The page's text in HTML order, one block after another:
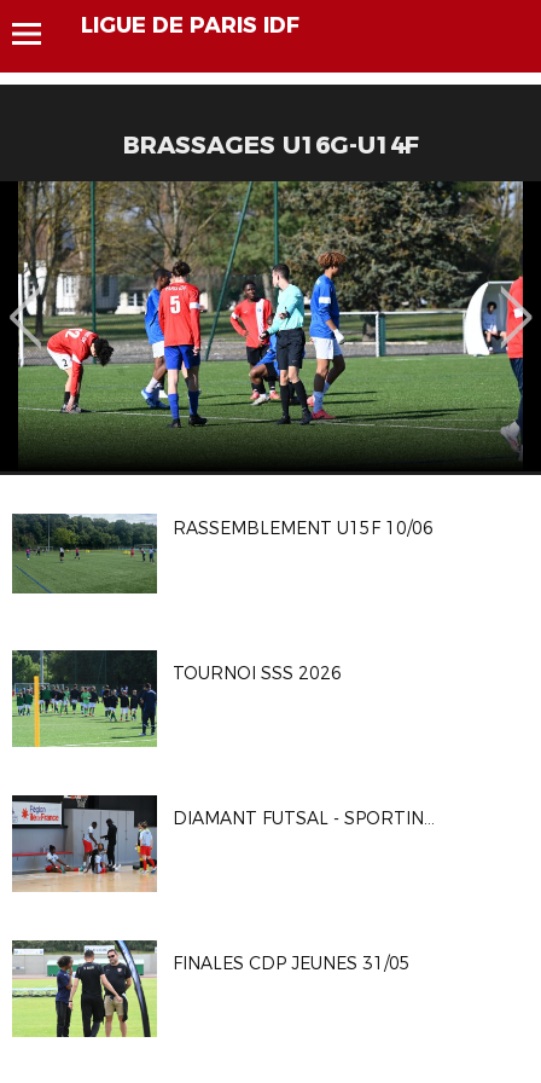
LIGUE DE PARIS IDF
BRASSAGES U16G-U14F
RASSEMBLEMENT U15F 10/06
TOURNOI SSS 2026
DIAMANT FUTSAL - SPORTING CLUB PARIS 4-2
FINALES CDP JEUNES 31/05